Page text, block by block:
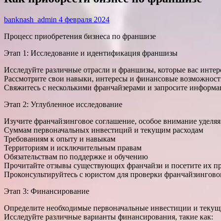
banknash_admin 4 февраля 2024
Процесс приобретения бизнеса по франшизе
Этап 1: Исследование и идентификация франшизы
Исследуйте различные отрасли и франшизы, которые вас
Рассмотрите свои навыки, интересы и финансовые
Свяжитесь с несколькими франчайзерами и запросите
Этап 2: Углубленное исследование
Изучите франчайзинговое соглашение, особое внимание
Суммам первоначальных инвестиций и текущим расходам
Требованиям к опыту и навыкам
Территориям и исключительным правам
Обязательствам по поддержке и обучению
Прочитайте отзывы существующих франчайзи и посетите их
Проконсультируйтесь с юристом для проверки
Этап 3: Финансирование
Определите необходимые первоначальные инвестиции и
Исследуйте различные варианты финансирования, такие как: